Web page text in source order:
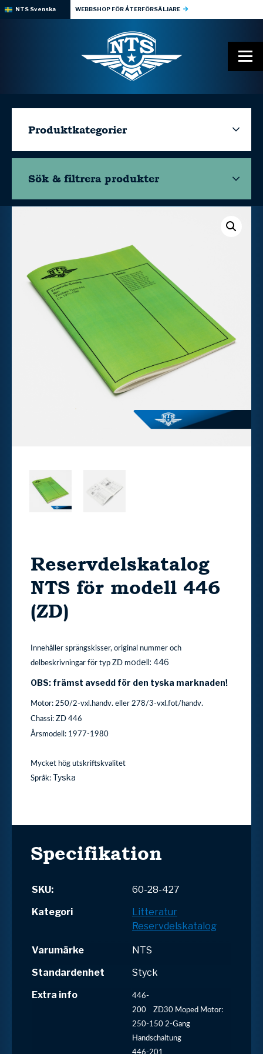
NTS Svenska WEBBSHOP FÖR ÅTERFÖRSÄLJARE
Produktkategorier
Sök & filtrera produkter
Reservdelskatalog
NTS för modell 446
(ZD)
Innehåller sprängskisser, original nummer och
delbeskrivningar för typ ZD modell: 446
OBS: främst avsedd för den tyska marknaden!
Motor: 250/2-vxl.handv. eller 278/3-vxl.fot/handv.
Chassi: ZD 446
Årsmodell: 1977-1980
Mycket hög utskriftskvalitet
Språk: Tyska
Specifikation
SKU:
60-28-427
Kategori
Litteratur
Reservdelskatalog
Varumärke
NTS
Standardenhet
Styck
Extra info
446-
200
ZD30 Moped Motor:
250-150 2-Gang
Handschaltung
446-201